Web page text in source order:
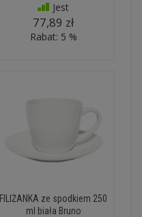
Jest
77,89 zł
Rabat: 5 %
FILIŻANKA ze spodkiem 250
ml biała Bruno